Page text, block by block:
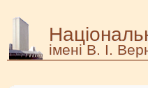
імені В. І.